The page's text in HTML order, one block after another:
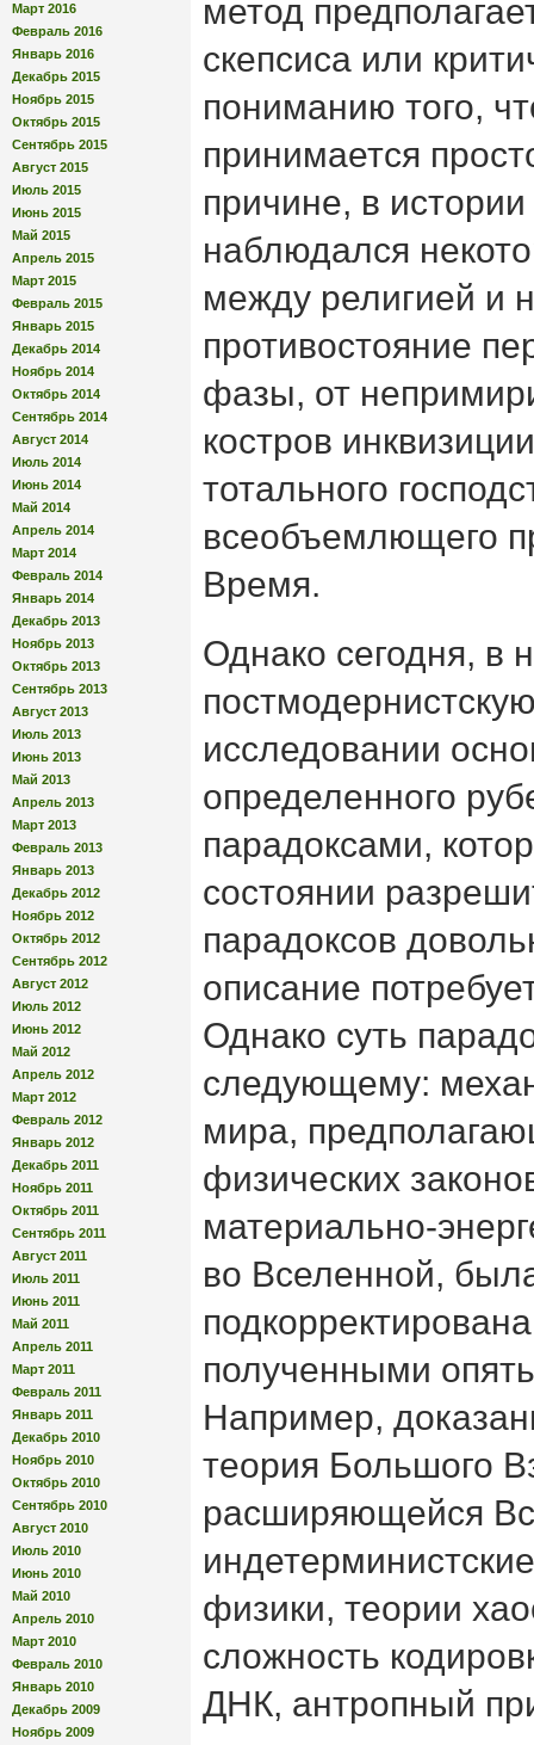
Март 2016
Февраль 2016
Январь 2016
Декабрь 2015
Ноябрь 2015
Октябрь 2015
Сентябрь 2015
Август 2015
Июль 2015
Июнь 2015
Май 2015
Апрель 2015
Март 2015
Февраль 2015
Январь 2015
Декабрь 2014
Ноябрь 2014
Октябрь 2014
Сентябрь 2014
Август 2014
Июль 2014
Июнь 2014
Май 2014
Апрель 2014
Март 2014
Февраль 2014
Январь 2014
Декабрь 2013
Ноябрь 2013
Октябрь 2013
Сентябрь 2013
Август 2013
Июль 2013
Июнь 2013
Май 2013
Апрель 2013
Март 2013
Февраль 2013
Январь 2013
Декабрь 2012
Ноябрь 2012
Октябрь 2012
Сентябрь 2012
Август 2012
Июль 2012
Июнь 2012
Май 2012
Апрель 2012
Март 2012
Февраль 2012
Январь 2012
Декабрь 2011
Ноябрь 2011
Октябрь 2011
Сентябрь 2011
Август 2011
Июль 2011
Июнь 2011
Май 2011
Апрель 2011
Март 2011
Февраль 2011
Январь 2011
Декабрь 2010
Ноябрь 2010
Октябрь 2010
Сентябрь 2010
Август 2010
Июль 2010
Июнь 2010
Май 2010
Апрель 2010
Март 2010
Февраль 2010
Январь 2010
Декабрь 2009
Ноябрь 2009
метод
скепсиса или
пониманию того,
принимается
причине, в
наблюдался
между религией и
противостояние
фазы, от
костров
тотального
всеобъемлющего
Время.
Однако сегодня, в
исследовании
определенного
парадоксами,
состоянии
парадоксов
описание
Однако суть
следующему:
мира,
физических
материально-
во Вселенной,
полученными
Например,
теория Большого
расширяющейся
физики, теории
сложность
ДНК, антропный